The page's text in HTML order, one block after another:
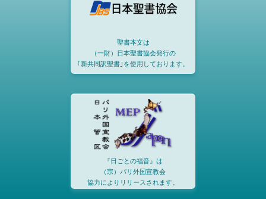
聖書本文は
（一財）日本聖書協会発行の
｢新共同訳聖書｣を使用しております。
『日ごとの福音』は
（宗）パリ外国宣教会
協力によりリリースされます。